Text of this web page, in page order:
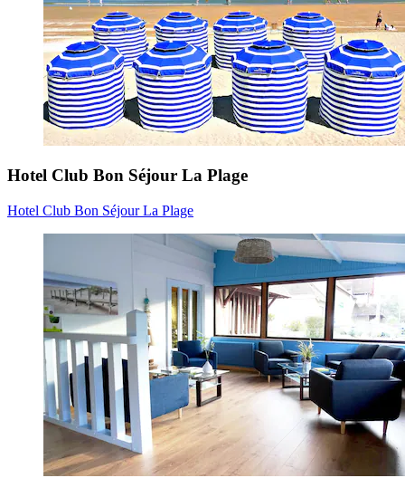
Hotel Club Bon Séjour La Plage
Hotel Club Bon Séjour La Plage